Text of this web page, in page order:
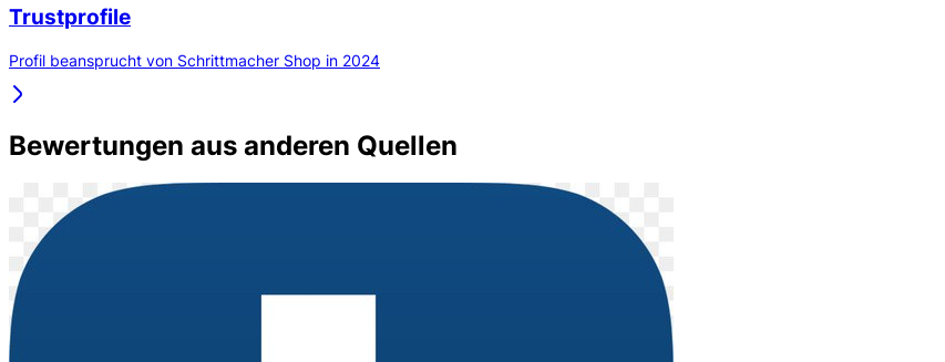
Trustprofile
Profil beansprucht von Schrittmacher Shop in 2024
Bewertungen aus anderen Quellen